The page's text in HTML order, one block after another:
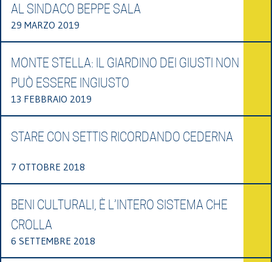
AL SINDACO BEPPE SALA
29 MARZO 2019
MONTE STELLA: IL GIARDINO DEI GIUSTI NON
PUÒ ESSERE INGIUSTO
13 FEBBRAIO 2019
STARE CON SETTIS RICORDANDO CEDERNA
7 OTTOBRE 2018
BENI CULTURALI, È L’INTERO SISTEMA CHE
CROLLA
6 SETTEMBRE 2018